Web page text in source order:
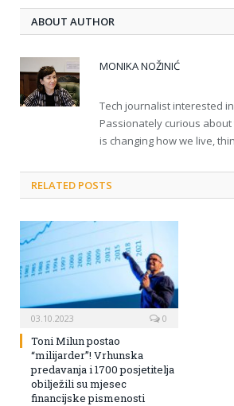
ABOUT AUTHOR
MONIKA NOŽINIĆ
Tech journalist interested
Passionately curious
is changing how we live,
RELATED POSTS
03.10.2023 0
Toni Milun postao
“milijarder”! Vrhunska
predavanja i 1700 posjetitelja
obilježili su mjesec
financijske pismenosti